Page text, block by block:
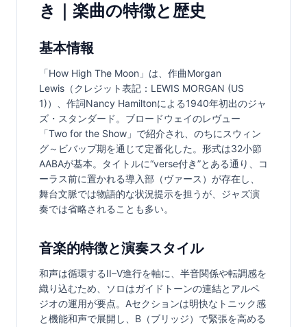
き｜楽曲の特徴と歴史
基本情報
「How High The Moon」は、作曲Morgan
Lewis（クレジット表記：LEWIS MORGAN (US
1)）、作詞Nancy Hamiltonによる1940年初出のジャ
ズ・スタンダード。ブロードウェイのレヴュー
「Two for the Show」で紹介され、のちにスウィン
グ～ビバップ期を通じて定番化した。形式は32小節
AABAが基本。タイトルに“verse付き”とある通り、コ
ーラス前に置かれる導入部（ヴァース）が存在し、
舞台文脈では物語的な状況提示を担うが、ジャズ演
奏では省略されることも多い。
音楽的特徴と演奏スタイル
和声は循環するII–V進行を軸に、半音関係や転調感を
織り込むため、ソロはガイドトーンの連結とアルペ
ジオの運用が要点。Aセクションは明快なトニック感
と機能和声で展開し、B（ブリッジ）で緊張を高める